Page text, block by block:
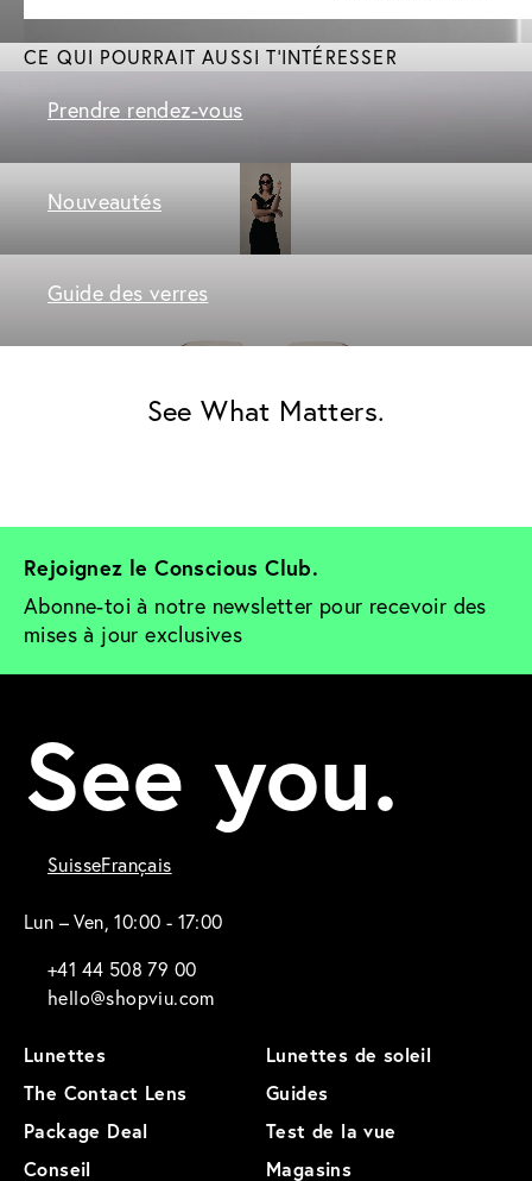
CE QUI POURRAIT AUSSI T'INTÉRESSER
Prendre rendez-vous
Nouveautés
Guide des verres
See What Matters.
Rejoignez le Conscious Club.
Abonne-toi à notre newsletter pour recevoir des
mises à jour exclusives
See you.
SuisseFrançais
Lun – Ven, 10:00 - 17:00
+41 44 508 79 00
hello@shopviu.com
Lunettes
Lunettes de soleil
The Contact Lens
Guides
Package Deal
Test de la vue
Conseil
Magasins